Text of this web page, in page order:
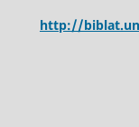
http://